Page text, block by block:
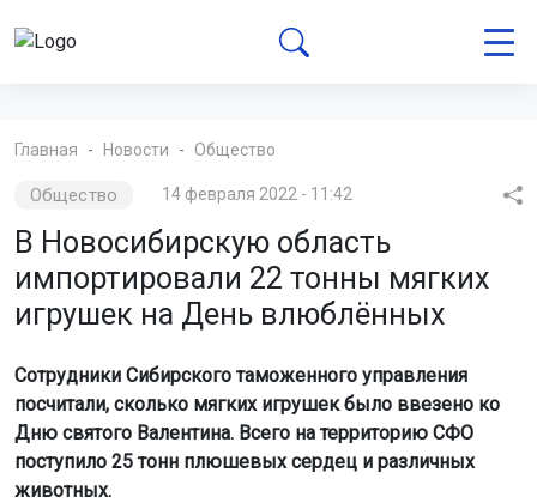
Главная Новости Общество
Общество 14 февраля 2022 - 11:42
В Новосибирскую область
импортировали 22 тонны мягких
игрушек на День влюблённых
Сотрудники Сибирского таможенного управления
посчитали, сколько мягких игрушек было ввезено ко
Дню святого Валентина. Всего на территорию СФО
поступило 25 тонн плюшевых сердец и различных
животных.